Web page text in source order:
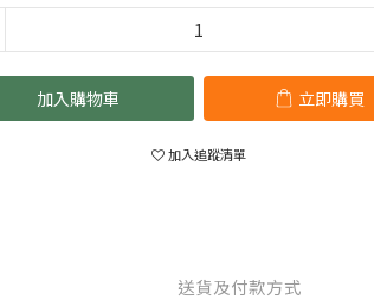
加入購物車 立即購買
加入追蹤清單
送貨及付款方式